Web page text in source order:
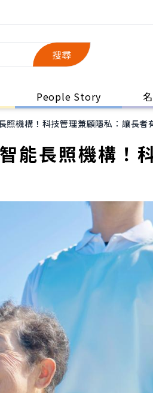
搜尋
People Story
照機構！科技管理兼顧隱私：讓長者
能長照機構！